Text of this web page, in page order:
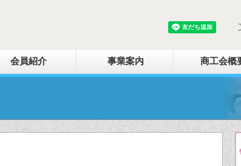
会員紹介 事業案内 商工会概